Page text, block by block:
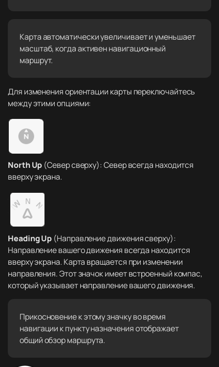
Карта автоматически увеличивает и уменьшает
масштаб, когда активен навигационный
маршрут.
Для изменения ориентации карты переключайтесь
между этими опциями:
North Up (Север сверху): Север всегда находится
вверху экрана.
Heading Up (Направление движения сверху):
Направление вашего движения всегда находится
вверху экрана. Карта вращается при изменении
направления. Этот значок имеет встроенный компас,
который указывает направление вашего движения.
Прикосновение к этому значку во время
навигации к пункту назначения отображает
общий обзор маршрута.